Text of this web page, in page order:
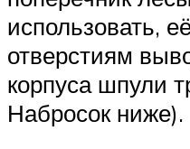
использовать,
отверстиям
корпуса шпули
Набросок ниже).